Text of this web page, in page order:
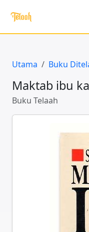
Utama Buku
Maktab ibu
Buku Telaah